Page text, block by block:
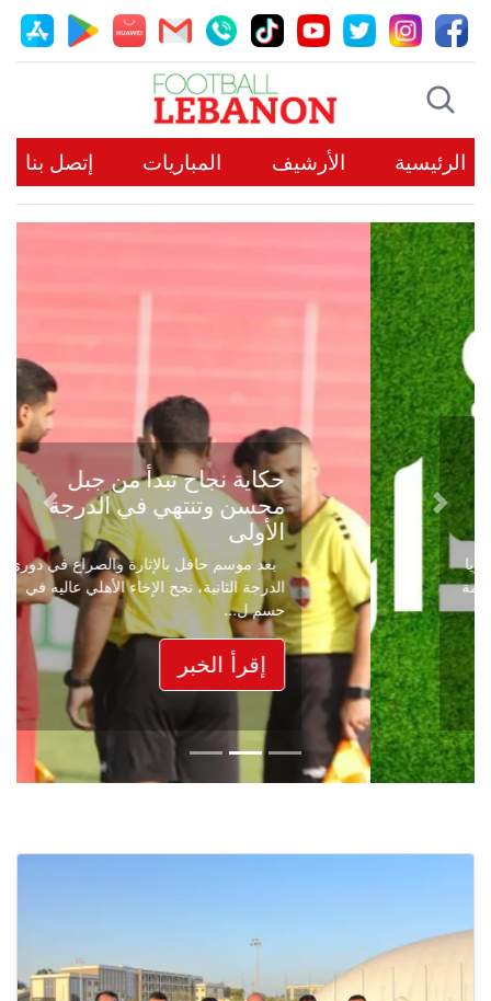
الرئيسية الأرشيف المباريات إتصل بنا
حكاية نجاح تبدأ من جبل
محسن وتنتهي في الدرجة
الأولى
بعد موسم حافل بالإثارة والصراع في دوري
الدرجة الثانية، نجح الإخاء الأهلي عاليه في
حسم ل...
إقرأ الخبر
Previous
Next